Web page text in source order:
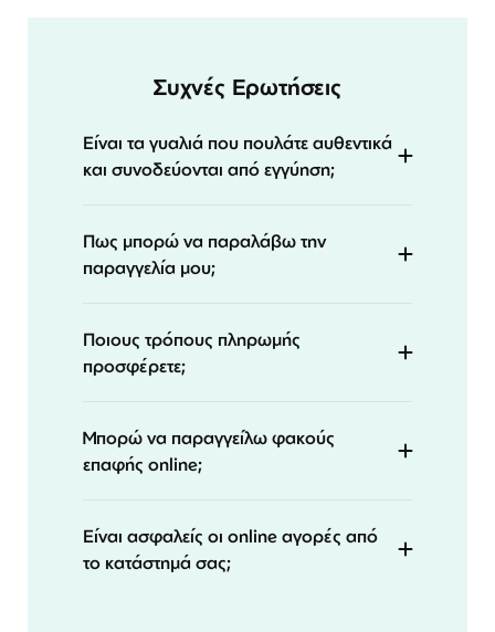
Συχνές Ερωτήσεις
Είναι τα γυαλιά που πουλάτε αυθεντικά
και συνοδεύονται από εγγύηση;
Πως μπορώ να παραλάβω την
παραγγελία μου;
Ποιους τρόπους πληρωμής
προσφέρετε;
Μπορώ να παραγγείλω φακούς
επαφής online;
Είναι ασφαλείς οι online αγορές από
το κατάστημά σας;